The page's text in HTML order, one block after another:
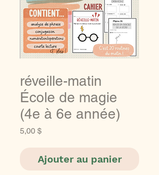
réveille-matin
École de magie
(4e à 6e année)
5,00 $Prix
Ajouter au panier